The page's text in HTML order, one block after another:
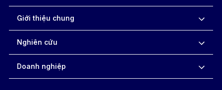
Giới thiệu chung
Nghiên cứu
Doanh nghiệp